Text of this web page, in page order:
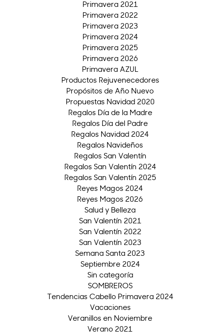
Primavera 2021
Primavera 2022
Primavera 2023
Primavera 2024
Primavera 2025
Primavera 2026
Primavera AZUL
Productos Rejuvenecedores
Propósitos de Año Nuevo
Propuestas Navidad 2020
Regalos Día de la Madre
Regalos Día del Padre
Regalos Navidad 2024
Regalos Navideños
Regalos San Valentín
Regalos San Valentín 2024
Regalos San Valentín 2025
Reyes Magos 2024
Reyes Magos 2026
Salud y Belleza
San Valentín 2021
San Valentín 2022
San Valentín 2023
Semana Santa 2023
Septiembre 2024
Sin categoría
SOMBREROS
Tendencias Cabello Primavera 2024
Vacaciones
Veranillos en Noviembre
Verano 2021